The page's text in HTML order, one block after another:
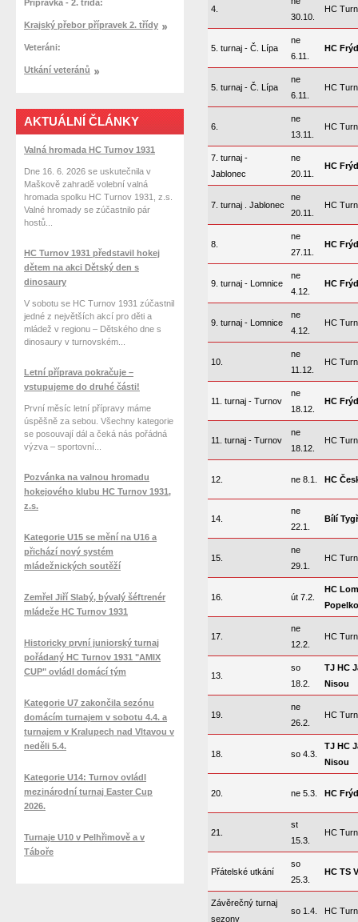
4.
30.10.
HC
5. turnaj - Č. Lípa
ne
6.11.
HC
5. turnaj - Č. Lípa
ne
6.11.
HC
6.
ne
13.11.
HC
7. turnaj -
Jablonec
ne
20.11.
HC
7. turnaj . Jablonec
ne
20.11.
HC
8.
ne
27.11.
HC
9. turnaj - Lomnice
ne
4.12.
HC
9. turnaj - Lomnice
ne
4.12.
HC
10.
ne
11.12.
HC
11. turnaj - Turnov
ne
18.12.
HC
11. turnaj - Turnov
ne
18.12.
HC
12. ne 8.1. HC
14.
ne
22.1.
Bílí
15.
ne
29.1.
HC
16. út 7.2.
HC
17.
ne
12.2.
HC
13.
so
18.2.
TJ HC
Nisou
19.
ne
26.2.
HC
18. so 4.3.
TJ HC
Nisou
20. ne 5.3. HC
21.
st
15.3.
HC
Přátelské utkání
so
25.3.
HC TS
Závěrečný turnaj
sezony
so 1.4. HC
Přípravka - 2. třída:
Krajský přebor přípravek 2. třídy
Veteráni:
Utkání veteránů
AKTUÁLNÍ ČLÁNKY
Valná hromada HC Turnov 1931
Dne 16. 6. 2026 se uskutečnila v
Maškově zahradě volební valná
hromada spolku HC Turnov 1931, z.s.
Valné hromady se zúčastnilo pár
hostů...
HC Turnov 1931 představil hokej
dětem na akci Dětský den s
dinosaury
V sobotu se HC Turnov 1931 zúčastnil
jedné z největších akcí pro děti a
mládež v regionu – Dětského dne s
dinosaury v turnovském...
Letní příprava pokračuje –
vstupujeme do druhé části!
První měsíc letní přípravy máme
úspěšně za sebou. Všechny kategorie
se posouvají dál a čeká nás pořádná
výzva – sportovní...
Pozvánka na valnou hromadu
hokejového klubu HC Turnov 1931,
z.s.
Kategorie U15 se mění na U16 a
přichází nový systém
mládežnických soutěží
Zemřel Jiří Slabý, bývalý šéftrenér
mládeže HC Turnov 1931
Historicky první juniorský turnaj
pořádaný HC Turnov 1931 "AMIX
CUP" ovládl domácí tým
Kategorie U7 zakončila sezónu
domácím turnajem v sobotu 4.4. a
turnajem v Kralupech nad Vltavou v
neděli 5.4.
Kategorie U14: Turnov ovládl
mezinárodní turnaj Easter Cup
2026.
Turnaje U10 v Pelhřimově a v
Táboře